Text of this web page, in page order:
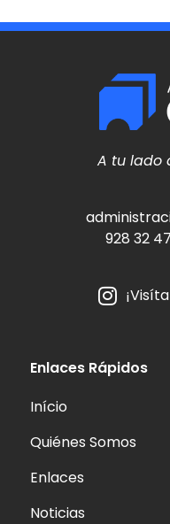
A tu lado
928 32
Enlaces Rápidos
Início
Quiénes Somos
Enlaces
Noticias